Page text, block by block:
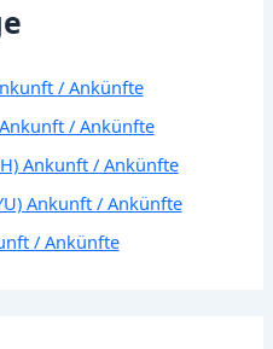
/ Ankünfte
/ Ankünfte
Ankunft / Ankünfte
Ankunft / Ankünfte
/ Ankünfte